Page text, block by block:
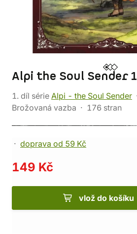
Alpi the Soul Sender 1
1. díl série Alpi - the Soul Sender
Brožovaná vazba
176 stran
doprava od 59 Kč
149 Kč
vlož do košíku